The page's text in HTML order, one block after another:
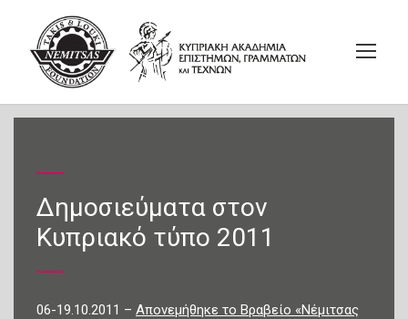
Δημοσιεύματα στον
Κυπριακό τύπο 2011
06-19.10.2011 – Απονεμήθηκε το Βραβείο «Νέμιτσας